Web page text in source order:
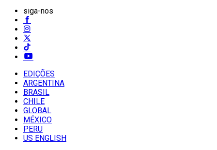
siga-nos
EDIÇÕES
ARGENTINA
BRASIL
CHILE
GLOBAL
MÉXICO
PERU
US ENGLISH